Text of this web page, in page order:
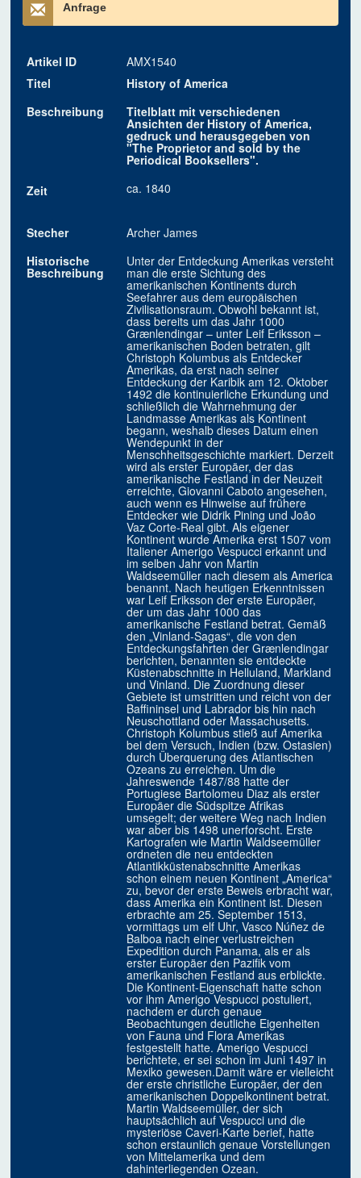
Anfrage
Artikel ID
AMX1540
Titel
History of America
Beschreibung
Titelblatt mit verschiedenen
Ansichten der History of America,
gedruck und herausgegeben von
"The Proprietor and sold by the
Periodical Booksellers".
Zeit
ca. 1840
Stecher
Archer James
Historische
Beschreibung
Unter der Entdeckung Amerikas versteht
man die erste Sichtung des
amerikanischen Kontinents durch
Seefahrer aus dem europäischen
Zivilisationsraum. Obwohl bekannt ist,
dass bereits um das Jahr 1000
Grænlendingar – unter Leif Eriksson –
amerikanischen Boden betraten, gilt
Christoph Kolumbus als Entdecker
Amerikas, da erst nach seiner
Entdeckung der Karibik am 12. Oktober
1492 die kontinuierliche Erkundung und
schließlich die Wahrnehmung der
Landmasse Amerikas als Kontinent
begann, weshalb dieses Datum einen
Wendepunkt in der
Menschheitsgeschichte markiert. Derzeit
wird als erster Europäer, der das
amerikanische Festland in der Neuzeit
erreichte, Giovanni Caboto angesehen,
auch wenn es Hinweise auf frühere
Entdecker wie Didrik Pining und João
Vaz Corte-Real gibt. Als eigener
Kontinent wurde Amerika erst 1507 vom
Italiener Amerigo Vespucci erkannt und
im selben Jahr von Martin
Waldseemüller nach diesem als America
benannt. Nach heutigen Erkenntnissen
war Leif Eriksson der erste Europäer,
der um das Jahr 1000 das
amerikanische Festland betrat. Gemäß
den „Vinland-Sagas“, die von den
Entdeckungsfahrten der Grænlendingar
berichten, benannten sie entdeckte
Küstenabschnitte in Helluland, Markland
und Vinland. Die Zuordnung dieser
Gebiete ist umstritten und reicht von der
Baffininsel und Labrador bis hin nach
Neuschottland oder Massachusetts.
Christoph Kolumbus stieß auf Amerika
bei dem Versuch, Indien (bzw. Ostasien)
durch Überquerung des Atlantischen
Ozeans zu erreichen. Um die
Jahreswende 1487/88 hatte der
Portugiese Bartolomeu Diaz als erster
Europäer die Südspitze Afrikas
umsegelt; der weitere Weg nach Indien
war aber bis 1498 unerforscht. Erste
Kartografen wie Martin Waldseemüller
ordneten die neu entdeckten
Atlantikküstenabschnitte Amerikas
schon einem neuen Kontinent „America“
zu, bevor der erste Beweis erbracht war,
dass Amerika ein Kontinent ist. Diesen
erbrachte am 25. September 1513,
vormittags um elf Uhr, Vasco Núñez de
Balboa nach einer verlustreichen
Expedition durch Panama, als er als
erster Europäer den Pazifik vom
amerikanischen Festland aus erblickte.
Die Kontinent-Eigenschaft hatte schon
vor ihm Amerigo Vespucci postuliert,
nachdem er durch genaue
Beobachtungen deutliche Eigenheiten
von Fauna und Flora Amerikas
festgestellt hatte. Amerigo Vespucci
berichtete, er sei schon im Juni 1497 in
Mexiko gewesen.Damit wäre er vielleicht
der erste christliche Europäer, der den
amerikanischen Doppelkontinent betrat.
Martin Waldseemüller, der sich
hauptsächlich auf Vespucci und die
mysteriöse Caveri-Karte berief, hatte
schon erstaunlich genaue Vorstellungen
von Mittelamerika und dem
dahinterliegenden Ozean.